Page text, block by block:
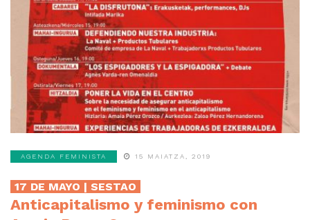
AGENDA FEMINISTA 15 MAIATZA, 2019
17 DE MAYO | SESTAO
Anticapitalismo y feminismo con